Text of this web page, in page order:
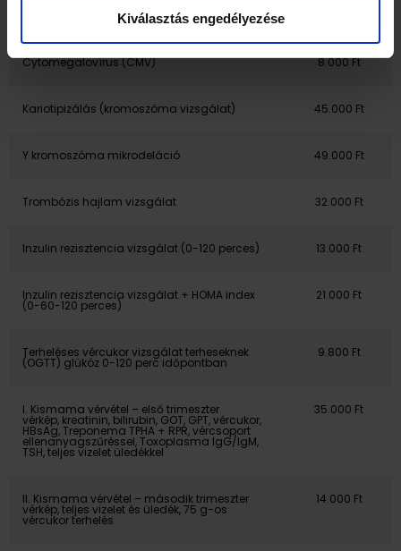
Kiválasztás engedélyezése
Toxoplasma gondii antitestek
Cytomegalovírus (CMV) 8.000 Ft
Kariotipizálás (kromoszóma vizsgálat) 45.000 Ft
Y kromoszóma mikrodeláció 49.000 Ft
Trombózis hajlam vizsgálat 32.000 Ft
Inzulin rezisztencia vizsgálat (0-120 perces) 13.000 Ft
Inzulin rezisztencia vizsgálat + HOMA index
(0-60-120 perces)
21.000 Ft
Terheléses vércukor vizsgálat terheseknek
(OGTT) glükóz 0-120 perc időpontban
9.800 Ft
I. Kismama vérvétel – első trimeszter
vérkép, kreatinin, bilirubin, GOT, GPT, vércukor,
HBsAg, Treponema TPHA + RPR, vércsoport
ellenanyagszűréssel, Toxoplasma IgG/IgM,
TSH, teljes vizelet üledékkel
35.000 Ft
II. Kismama vérvétel – második trimeszter
vérkép, teljes vizelet és üledék, 75 g-os
vércukor terhelés
14.000 Ft